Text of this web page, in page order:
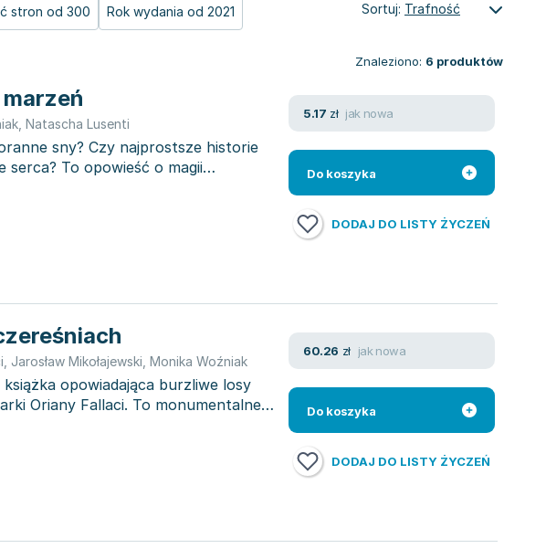
stron od 300 Rok wydania od 2021 Sortuj: Trafność
Znaleziono: 6 produktów
Natascha Lusenti
sny? Czy najprostsze historie
To opowieść o magii
5.17 zł jak nowa
Do koszyka
DODAJ DO LISTY ŻYCZEŃ
Jarosław Mikołajewski Monika Woźniak
opowiadająca burzliwe losy
Oriany Fallaci. To monumentalne
60.26 zł jak nowa
Do koszyka
DODAJ DO LISTY ŻYCZEŃ